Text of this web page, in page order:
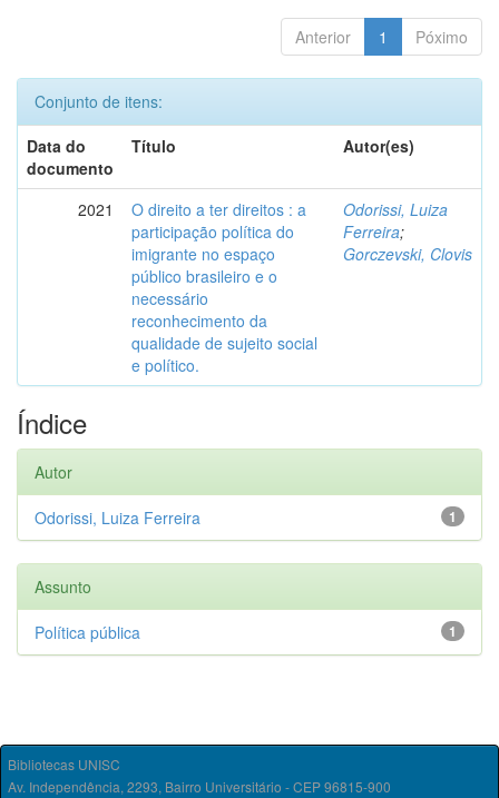
Anterior 1 Póximo
Conjunto de itens:
Data do
documento
Título Autor(es)
2021
O direito a ter direitos : a
participação política do
imigrante no espaço
público brasileiro e o
necessário
reconhecimento da
qualidade de sujeito social
e político.
Odorissi, Luiza
Ferreira;
Gorczevski, Clovis
Índice
Autor
1
Odorissi, Luiza Ferreira
Assunto
1
Política pública
Bibliotecas UNISC
Av. Independência, 2293, Bairro Universitário - CEP 96815-900